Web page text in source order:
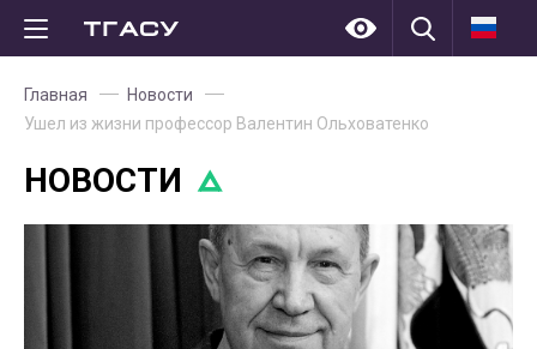
Главная
Новости
Ушел из жизни профессор Валентин Ольховатенко
НОВОСТИ